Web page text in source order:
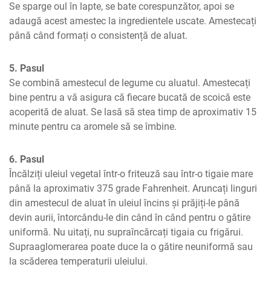
Se sparge oul în lapte, se bate corespunzător, apoi se
adaugă acest amestec la ingredientele uscate. Amestecați
până când formați o consistență de aluat.
5. Pasul
Se combină amestecul de legume cu aluatul. Amestecați
bine pentru a vă asigura că fiecare bucată de scoică este
acoperită de aluat. Se lasă să stea timp de aproximativ 15
minute pentru ca aromele să se îmbine.
6. Pasul
Încălziți uleiul vegetal într-o friteuză sau într-o tigaie mare
până la aproximativ 375 grade Fahrenheit. Aruncați linguri
din amestecul de aluat în uleiul încins și prăjiți-le până
devin aurii, întorcându-le din când în când pentru o gătire
uniformă. Nu uitați, nu supraîncărcați tigaia cu frigărui.
Supraaglomerarea poate duce la o gătire neuniformă sau
la scăderea temperaturii uleiului.